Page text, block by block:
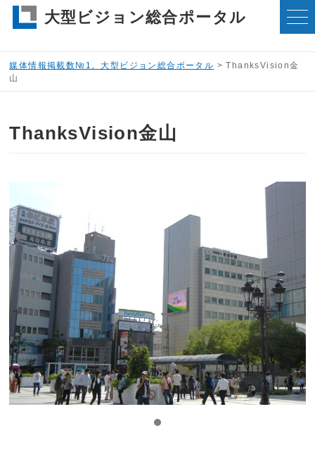
大型ビジョン総合ポータル
媒体情報掲載数№1。大型ビジョン総合ポータル >ThanksVision金
山
ThanksVision金山